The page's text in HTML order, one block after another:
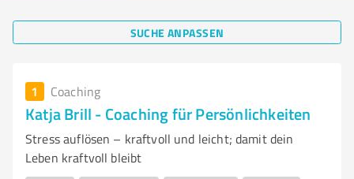
SUCHE ANPASSEN
1 Coaching
Katja Brill - Coaching für Persönlichkeiten
Stress auflösen – kraftvoll und leicht; damit dein
Leben kraftvoll bleibt